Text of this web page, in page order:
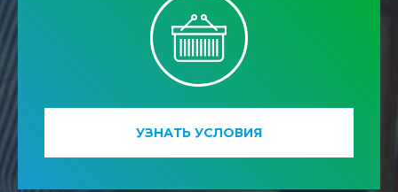
УЗНАТЬ УСЛОВИЯ